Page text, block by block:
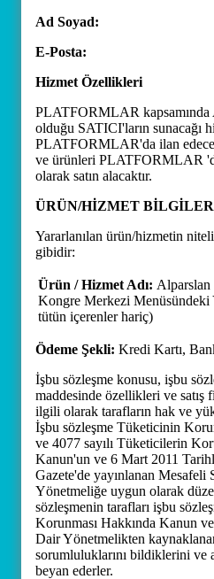
Ad Soyad:
E-Posta:
Hizmet Özellikleri
PLATFORMLAR kapsamında
olduğu SATICI'ların sunacağı
PLATFORMLAR'da ilan
ve ürünleri PLATFORMLAR
olarak satın alacaktır.
ÜRÜN/HİZMET
Yararlanılan ürün/hizmetin
gibidir:
Ürün / Hizmet Adı:
Kongre Merkezi
tütün içerenler hariç)
Ödeme Şekli: Kredi Kartı,
İşbu sözleşme konusu, işbu
maddesinde özellikleri ve satış
ilgili olarak tarafların hak ve
İşbu sözleşme Tüketicinin
ve 4077 sayılı Tüketicilerin
Kanun'un ve 6 Mart 2011
Gazete'de yayınlanan Mesafeli
Yönetmeliğe uygun olarak
sözleşmenin tarafları işbu
Korunması Hakkında Kanun
Dair Yönetmelikten
sorumluluklarını bildiklerini ve
beyan ederler.